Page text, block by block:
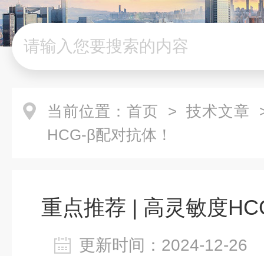
当前位置： 首页 > 技术文章
HCG-β配对抗体！
重点推荐 | 高灵敏度
更新时间：2024-12-